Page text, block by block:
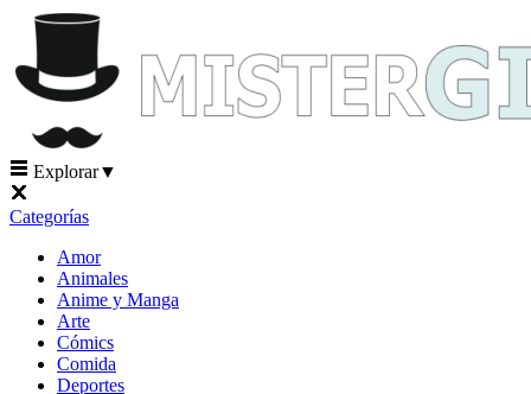
Explorar▼
Categorías
Amor
Animales
Anime y Manga
Arte
Cómics
Comida
Deportes